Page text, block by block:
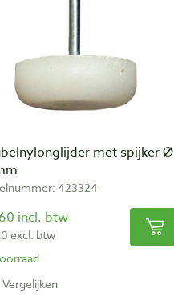
met spijker Ø
423324
incl. btw
excl. btw
Vergelijken